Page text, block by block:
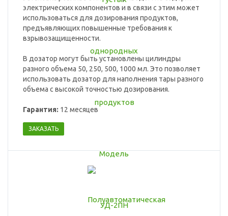
электрических компонентов и в связи с этим может
использоваться для дозирования продуктов,
предъявляющих повышенные требования к
взрывозащищенности.
В дозатор могут быть установлены цилиндры
разного объема 50, 250, 500, 1000 мл. Это позволяет
использовать дозатор для наполнения тары разного
объема с высокой точностью дозирования.
Гарантия: 12 месяцев
ЗАКАЗАТЬ